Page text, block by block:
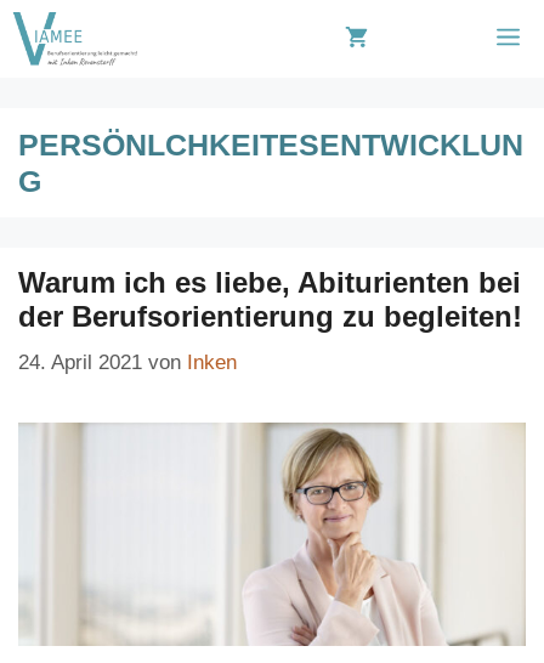
Zum
Inhalt
PERSÖNLCHKEITESENTWICKLUN
G
Warum ich es liebe, Abiturienten bei
der Berufsorientierung zu begleiten!
24. April 2021 von Inken